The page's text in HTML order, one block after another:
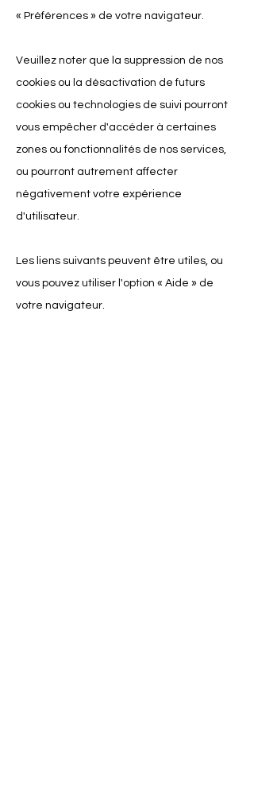
« Préférences » de votre navigateur.
Veuillez noter que la suppression de nos
cookies ou la désactivation de futurs
cookies ou technologies de suivi pourront
vous empêcher d'accéder à certaines
zones ou fonctionnalités de nos services,
ou pourront autrement affecter
négativement votre expérience
d'utilisateur.
Les liens suivants peuvent être utiles, ou
vous pouvez utiliser l'option « Aide » de
votre navigateur.